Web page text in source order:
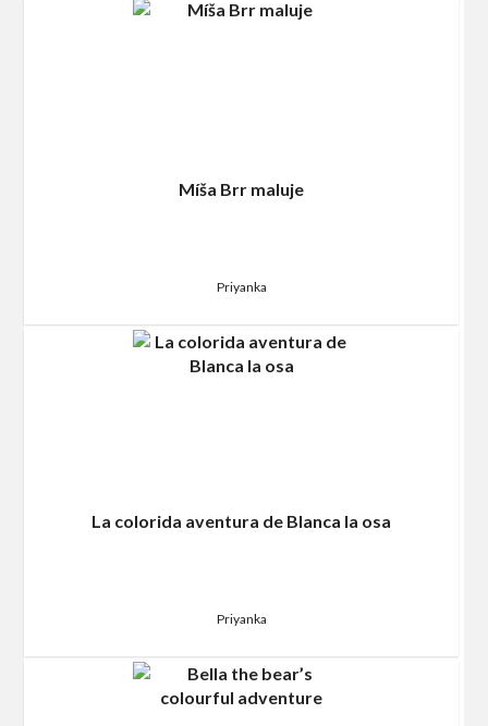
Míša Brr maluje
Priyanka
La colorida aventura de Blanca la osa
Priyanka